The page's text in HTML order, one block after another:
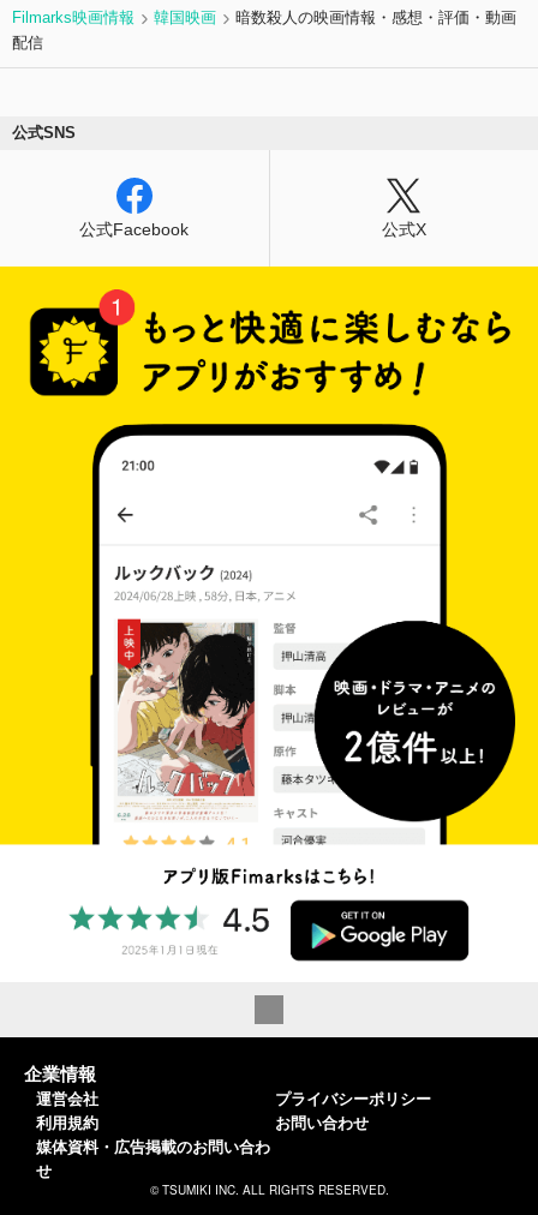
Filmarks映画情報 韓国映画
暗数殺人の映画情報・感想・評価・動画
配信
公式SNS
公式Facebook 公式X
企業情報
運営会社
利用規約
媒体資料・広告掲載のお問い合わ
せ
プライバシーポリシー
お問い合わせ
© TSUMIKI INC. ALL RIGHTS RESERVED.